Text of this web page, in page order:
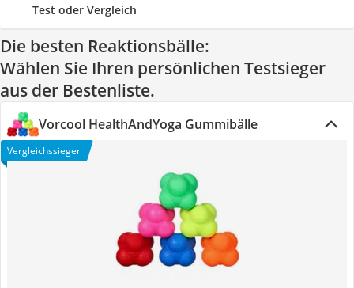
Test oder Vergleich
Die besten Reaktionsbälle:
Wählen Sie Ihren persönlichen Testsieger
aus der Bestenliste.
Vorcool HealthAndYoga Gummibälle
Vergleichssieger